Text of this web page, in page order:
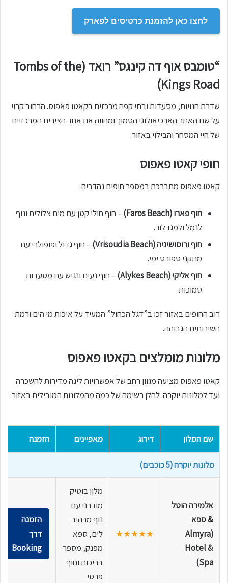
לחצו כאן להזמנת כרטיסים לפארק
“טומבס אוף דה קינגס” רואד (Tombs of the
Kings Road)
שדרת חנויות, מסעדות ובתי קפה מרכזית בקאטו פאפוס. הרחוב קרוי
על שם האתר הארכיאולוגי הסמוך ומהווה את אחד הצירים המרכזיים
של חיי המסחר והבילוי באזור.
חופי קאטו פאפוס
קאטו פאפוס מתברכת במספר חופים נהדרים:
חוף פארו (Faros Beach)
– חוף חולי קטן עם מים צלולים ונוף
לנמל ולמגדלור.
חוף ורוסושיניה (Vrisoudia Beach)
– חוף גדול ופופולרי עם
מתקני ספורט ימי.
חוף אליקי (Alykes Beach)
– חוף נעים ונגיש עם מסעדות
סמוכות.
רוב החופים באזור זכו ב”דגל הכחול” המעיד על איכות מי הים ורמת
השירותים הגבוהה.
מלונות מומלצים בקאטו פאפוס
קאטו פאפוס מציעה מגוון רחב של אפשרויות לינה מדירות להשכרה
ועד למלונות יוקרה. להלן רשימה של כמה מהמלונות המובילים באזור:
שם המלון דירוג מאפיינים הזמנה
מלונות יוקרה (5 כוכבים)
אלמירה הוטל
& ספא
(Almyra
Hotel &
Spa)
★★★★★
מלון בוטיק
מודרני עם
נוף מרהיב
לים, ספא
מפנק, מספר
בריכות וחוף
פרטי
הזמנה
דרך
Booking